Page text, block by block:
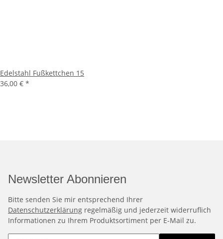
Edelstahl Fußkettchen 15
36,00 € *
Newsletter Abonnieren
Bitte senden Sie mir entsprechend Ihrer
Datenschutzerklärung regelmäßig und jederzeit widerruflich
Informationen zu Ihrem Produktsortiment per E-Mail zu.